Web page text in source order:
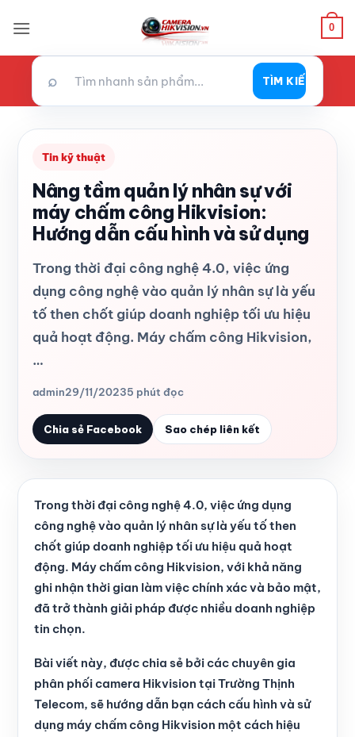
qua
0
⌕ TÌM KIẾM
Tin kỹ thuật
Nâng tầm quản lý nhân sự với
máy chấm công Hikvision:
Hướng dẫn cấu hình và sử dụng
Trong thời đại công nghệ 4.0, việc ứng
dụng công nghệ vào quản lý nhân sự là yếu
tố then chốt giúp doanh nghiệp tối ưu hiệu
quả hoạt động. Máy chấm công Hikvision,
…
admin29/11/20235 phút đọc
Chia sẻ Facebook Sao chép liên kết
Trong thời đại công nghệ 4.0, việc ứng dụng
công nghệ vào quản lý nhân sự là yếu tố then
chốt giúp doanh nghiệp tối ưu hiệu quả hoạt
động. Máy chấm công Hikvision, với khả năng
ghi nhận thời gian làm việc chính xác và bảo mật,
đã trở thành giải pháp được nhiều doanh nghiệp
tin chọn.
Bài viết này, được chia sẻ bởi các chuyên gia
phân phối camera Hikvision tại Trường Thịnh
Telecom, sẽ hướng dẫn bạn cách cấu hình và sử
dụng máy chấm công Hikvision một cách hiệu